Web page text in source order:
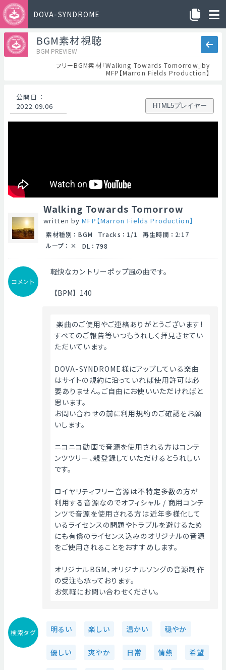
DOVA-SYNDROME
BGM素材視聴
BGM PREVIEW
フリーBGM素材「Walking Towards Tomorrow」by
MFP【Marron Fields Production】
公開日 ：
2022.09.06
HTML5プレイヤー
Walking Towards Tomorrow
written byMFP【Marron Fields Production】
素材種別 ： BGM Tracks ： 1/1 再生時間 ： 2:17
ループ ： DL ： 798
コメント
軽快なカントリーポップ風の曲です。
【BPM】140
楽曲のご使用やご連絡ありがとうございます!
すべてのご報告等いつもうれしく拝見させてい
ただいています。
DOVA-SYNDROME様にアップしている楽曲
はサイトの規約に沿っていれば使用許可は必
要ありません。ご自由にお使いいただければと
思います。
お問い合わせの前に利用規約のご確認をお願
いします。
ニコニコ動画で音源を使用される方はコンテ
ンツツリー、親登録していただけるとうれしい
です。
ロイヤリティフリー音源は不特定多数の方が
利用する音源なのでオフィシャル / 商用コンテ
ンツで音源を使用される方は近年多様化して
いるライセンスの問題やトラブルを避けるため
にも有償のライセンス込みのオリジナルの音源
をご使用されることをおすすめします。
オリジナルBGM、オリジナルソングの音源制作
の受注も承っております。
お気軽にお問い合わせください。
検索タグ 明るい 楽しい 温かい 穏やか
優しい 爽やか 日常 情熱 希望